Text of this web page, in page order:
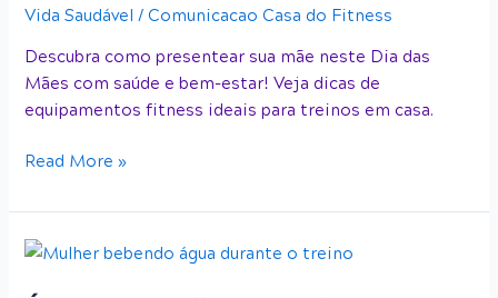
Vida Saudável /Comunicacao Casa do Fitness
Descubra como presentear sua mãe neste Dia das
Mães com saúde e bem-estar! Veja dicas de
equipamentos fitness ideais para treinos em casa.
quem
sempre
cuidou
você
Read More »
Água: